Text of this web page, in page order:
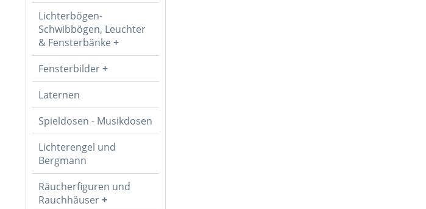
Lichterbögen-
Schwibbögen, Leuchter
& Fensterbänke
Fensterbilder
Laternen
Spieldosen - Musikdosen
Lichterengel und
Bergmann
Räucherfiguren und
Rauchhäuser